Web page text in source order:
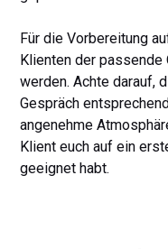
Für die Vorbereitung
Klienten der
werden. Achte darauf,
Gespräch
angenehme
Klient euch auf ein
geeignet habt.